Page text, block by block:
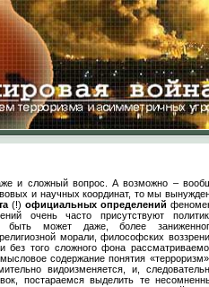
и сложный вопрос. А возможно –
и научных координат, то мы
(!)официальных определений
очень часто присутствуют
и быть может даже, более
морали, философских
без того сложного фона
содержание понятия
видоизменяется, и,
постараемся выделить те